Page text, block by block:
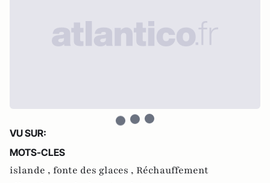
VU SUR:
MOTS-CLES
islande , fonte des glaces , Réchauffement